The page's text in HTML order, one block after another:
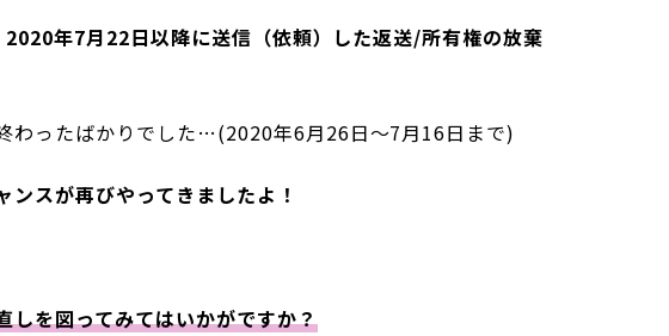
年7月22日以降に送信（依頼）した返送/所有権の放棄
わったばかりでした…(2020年6月26日〜7月16日まで)
ンスが再びやってきましたよ！
しを図ってみてはいかがですか？